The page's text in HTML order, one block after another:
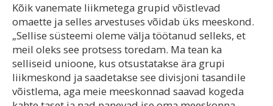
Kõik vanemate liikmetega grupid võistlevad
omaette ja selles arvestuses võidab üks meeskond.
„Sellise süsteemi oleme välja töötanud selleks, et
meil oleks see protsess toredam. Ma tean ka
selliseid unioone, kus otsustatakse ära grupi
liikmeskond ja saadetakse see divisjoni tasandile
võistlema, aga meie meeskonnad saavad kogeda